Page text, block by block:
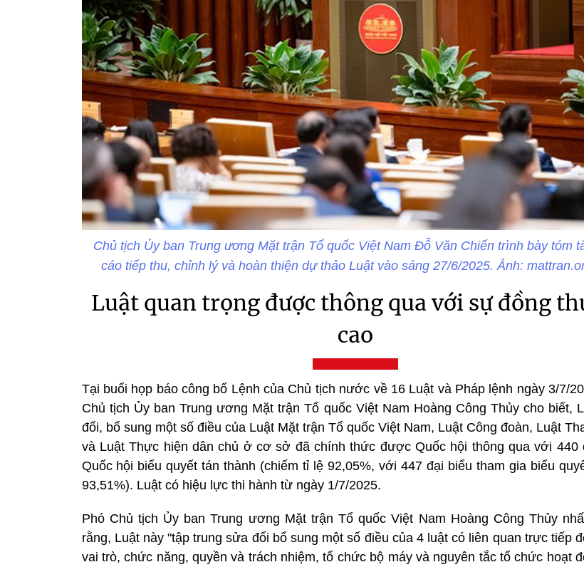
Chủ tịch Ủy ban Trung ương Mặt trận Tổ quốc Việt Nam Đỗ Văn Chiến trình bày tóm
cáo tiếp thu, chỉnh lý và hoàn thiện dự thảo Luật vào sáng 27/6/2025. Ảnh:
Luật quan trọng được thông qua với sự đồng
cao
Tại buổi họp báo công bố Lệnh của Chủ tịch nước về 16 Luật và Pháp lệnh ngày 3/7/
Chủ tịch Ủy ban Trung ương Mặt trận Tổ quốc Việt Nam Hoàng Công Thủy cho biết,
đổi, bổ sung một số điều của Luật Mặt trận Tổ quốc Việt Nam, Luật Công đoàn, Luật
và Luật Thực hiện dân chủ ở cơ sở đã chính thức được Quốc hội thông qua với 440
Quốc hội biểu quyết tán thành (chiếm tỉ lệ 92,05%, với 447 đại biểu tham gia biểu
93,51%). Luật có hiệu lực thi hành từ ngày 1/7/2025.
Phó Chủ tịch Ủy ban Trung ương Mặt trận Tổ quốc Việt Nam Hoàng Công Thủy
rằng, Luật này "tập trung sửa đổi bổ sung một số điều của 4 luật có liên quan trực tiếp
vai trò, chức năng, quyền và trách nhiệm, tổ chức bộ máy và nguyên tắc tổ chức hoạt